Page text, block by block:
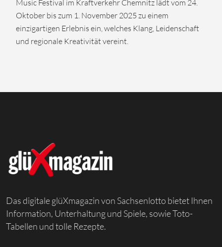
Music Festival im Kraftverkehr Chemnitz lädt vom 24.
Oktober bis zum 1. November 2025 zu einem
einzigartigen Erlebnis ein, welches Klang, Leidenschaft
und regionale Kreativität vereint.
Das digitale glüXmagazin von Sachsenlotto bietet Ihnen
Information, Unterhaltung und Spiele, sowie Toto-
Tabellen und tolle Rezepte.